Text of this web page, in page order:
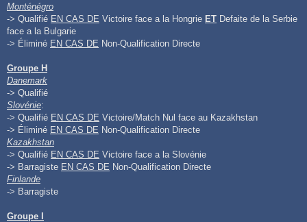
Monténégro
-> Qualifié EN CAS DE Victoire face a la Hongrie ET Defaite de la Serbie
face a la Bulgarie
-> Éliminé EN CAS DE Non-Qualification Directe
Groupe H
Danemark
-> Qualifié
Slovénie:
-> Qualifié EN CAS DE Victoire/Match Nul face au Kazakhstan
-> Éliminé EN CAS DE Non-Qualification Directe
Kazakhstan
-> Qualifié EN CAS DE Victoire face a la Slovénie
-> Barragiste EN CAS DE Non-Qualification Directe
Finlande
-> Barragiste
Groupe I